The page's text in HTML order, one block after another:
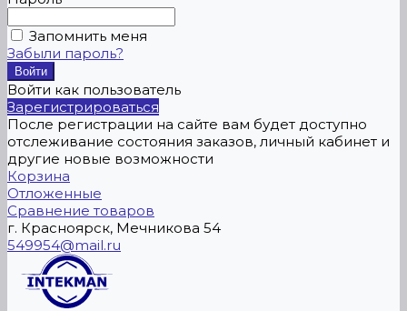
Запомнить меня
Забыли пароль?
Войти как пользователь
Зарегистрироваться
После регистрации на сайте вам будет доступно
отслеживание состояния заказов, личный кабинет и
другие новые возможности
Корзина
Отложенные
Сравнение товаров
г. Красноярск, Мечникова 54
549954@mail.ru